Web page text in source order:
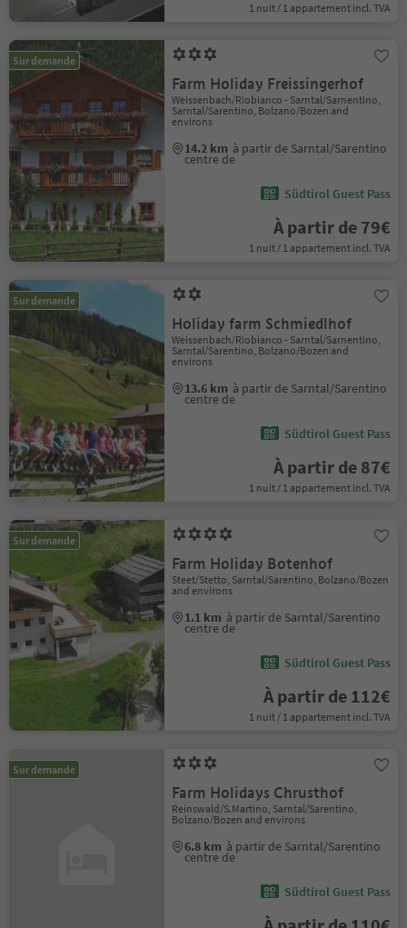
1 nuit / 1 appartement incl. TVA
Sur demande
Farm Holiday Freissingerhof
Weissenbach/Riobianco - Sarntal/Sarnentino,
Sarntal/Sarentino, Bolzano/Bozen and
environs
14.2 km à partir de Sarntal/Sarentino
centre de
Südtirol Guest Pass
À partir de 79€
1 nuit / 1 appartement incl. TVA
Sur demande
Holiday farm Schmiedlhof
Weissenbach/Riobianco - Sarntal/Sarnentino,
Sarntal/Sarentino, Bolzano/Bozen and
environs
13.6 km à partir de Sarntal/Sarentino
centre de
Südtirol Guest Pass
À partir de 87€
1 nuit / 1 appartement incl. TVA
Sur demande
Farm Holiday Botenhof
Steet/Stetto, Sarntal/Sarentino, Bolzano/Bozen
and environs
1.1 km à partir de Sarntal/Sarentino
centre de
Südtirol Guest Pass
À partir de 112€
1 nuit / 1 appartement incl. TVA
Sur demande
Farm Holidays Chrusthof
Reinswald/S.Martino, Sarntal/Sarentino,
Bolzano/Bozen and environs
6.8 km à partir de Sarntal/Sarentino
centre de
Südtirol Guest Pass